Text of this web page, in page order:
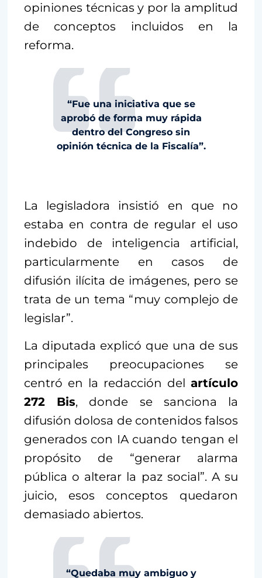
opiniones técnicas y por la amplitud
de conceptos incluidos en la
reforma.
“Fue una iniciativa que se
aprobó de forma muy rápida
dentro del Congreso sin
opinión técnica de la Fiscalía”.
La legisladora insistió en que no
estaba en contra de regular el uso
indebido de inteligencia artificial,
particularmente en casos de
difusión ilícita de imágenes, pero se
trata de un tema “muy complejo de
legislar”.
La diputada explicó que una de sus
principales preocupaciones se
centró en la redacción del artículo
272 Bis, donde se sanciona la
difusión dolosa de contenidos falsos
generados con IA cuando tengan el
propósito de “generar alarma
pública o alterar la paz social”. A su
juicio, esos conceptos quedaron
demasiado abiertos.
“Quedaba muy ambiguo y